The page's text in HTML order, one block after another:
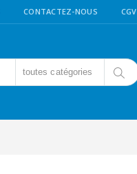
CONTACTEZ-NOUS CGV
toutes catégories